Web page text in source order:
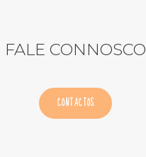
FALE CONNOSCO
CONTACTOS